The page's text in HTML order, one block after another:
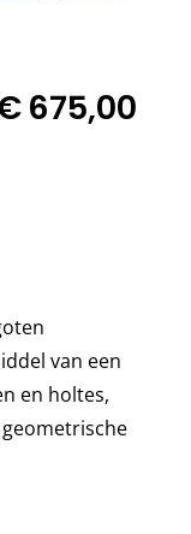
675,00
van een
en holtes,